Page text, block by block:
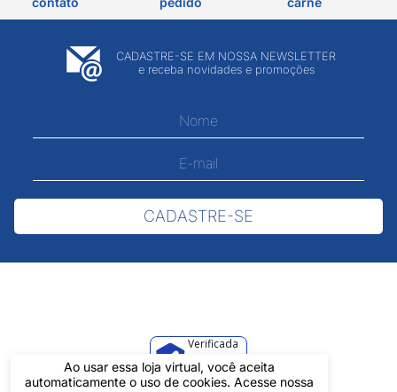
Ao usar essa loja virtual, você aceita
automaticamente o uso de cookies. Acesse nossa
CADASTRE-SE EM NOSSA NEWSLETTER
e receba novidades e promoções
CADASTRE-SE
Verificada